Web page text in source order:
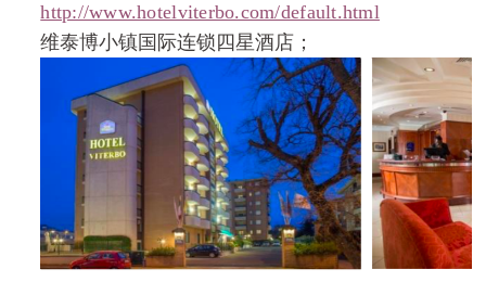
http://www.hotelviterbo.com/default.html
维泰博小镇国际连锁四星酒店；